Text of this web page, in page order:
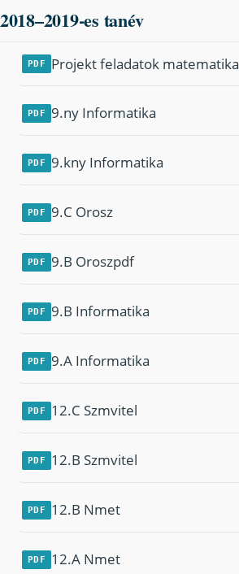
2018–2019-es tanév
PDF Projekt feladatok matematika
PDF 9.ny Informatika
PDF 9.kny Informatika
PDF 9.C Orosz
PDF 9.B Oroszpdf
PDF 9.B Informatika
PDF 9.A Informatika
PDF 12.C Szmvitel
PDF 12.B Szmvitel
PDF 12.B Nmet
PDF 12.A Nmet